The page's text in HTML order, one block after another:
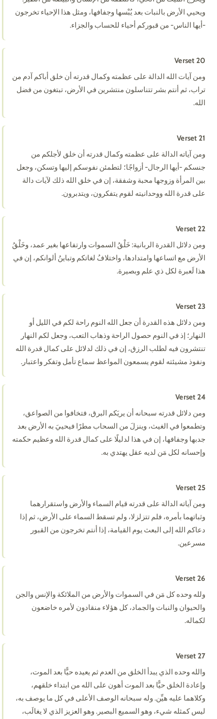
ويحيي الأرض بالنبات بعد يُبْسها وجفافها، ومثل هذا الإحياء تخرجون
-أيها الناس- من قبوركم أحياء للحساب والجزاء.
Verset 20
ومن آيات الله الدالة على عظمته وكمال قدرته أن خلق أباكم آدم من
تراب، ثم أنتم بشر تتناسلون منتشرين في الأرض، تبتغون من فضل
الله.
Verset 21
ومن آياته الدالة على عظمته وكمال قدرته أن خلق لأجلكم من
جنسكم -أيها الرجال- أزواجًا؛ لتطمئن نفوسكم إليها وتسكن، وجعل
بين المرأة وزوجها محبة وشفقة، إن في خلق الله ذلك لآيات دالة
على قدرة الله ووحدانيته لقوم يتفكرون، ويتدبرون.
Verset 22
ومن دلائل القدرة الربانية: خَلْقُ السموات وارتفاعها بغير عمد، وخَلْقُ
الأرض مع اتساعها وامتدادها، واختلافُ لغاتكم وتباينُ ألوانكم، إن في
هذا لَعبرة لكل ذي علم وبصيرة.
Verset 23
ومن دلائل هذه القدرة أن جعل الله النوم راحة لكم في الليل أو
النهار؛ إذ في النوم حصول الراحة وذهاب التعب، وجعل لكم النهار
تنتشرون فيه لطلب الرزق، إن في ذلك لدلائل على كمال قدرة الله
ونفوذ مشيئته لقوم يسمعون المواعظ سماع تأمل وتفكر واعتبار.
Verset 24
ومن دلائل قدرته سبحانه أن يريَكم البرق، فتخافوا من الصواعق،
وتطمعوا في الغيث، وينزلَ من السحاب مطرًا فيحييَ به الأرض بعد
جدبها وجفافها، إن في هذا لدليلًا على كمال قدرة الله وعظيم حكمته
وإحسانه لكل مَن لديه عقل يهتدي به.
Verset 25
ومن آياته الدالة على قدرته قيام السماء والأرض واستقرارهما
وثباتهما بأمره، فلم تتزلزلا، ولم تسقط السماء على الأرض، ثم إذا
دعاكم الله إلى البعث يوم القيامة، إذا أنتم تخرجون من القبور
مسرعين.
Verset 26
ولله وحده كل مَن في السموات والأرض من الملائكة والإنس والجن
والحيوان والنبات والجماد، كل هؤلاء منقادون لأمره خاضعون
لكماله.
Verset 27
والله وحده الذي يبدأ الخلق من العدم ثم يعيده حيًّا بعد الموت،
وإعادة الخلق حيًّا بعد الموت أهون على الله من ابتداء خلقهم،
وكلاهما عليه هيِّن. وله سبحانه الوصف الأعلى في كل ما يوصف به،
ليس كمثله شيء، وهو السميع البصير. وهو العزيز الذي لا يغالَب،